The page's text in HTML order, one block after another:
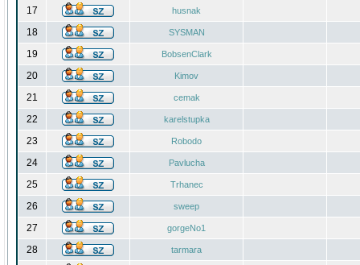
17 husnak
18 SYSMAN
19 BobsenClark
20 Kimov
21 cemak
22 karelstupka
23 Robodo
24 Pavlucha
25 Trhanec
26 sweep
27 gorgeNo1
28 tarmara